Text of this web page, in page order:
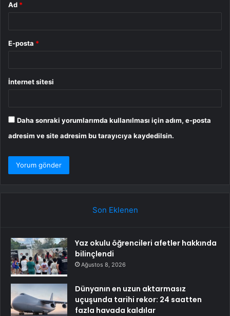
Ad *
E-posta *
İnternet sitesi
Daha sonraki yorumlarımda kullanılması için adım, e-posta
adresim ve site adresim bu tarayıcıya kaydedilsin.
Son Eklenen
Yaz okulu öğrencileri afetler hakkında
bilinçlendi
Ağustos 8, 2026
Dünyanın en uzun aktarmasız
uçuşunda tarihi rekor: 24 saatten
fazla havada kaldılar